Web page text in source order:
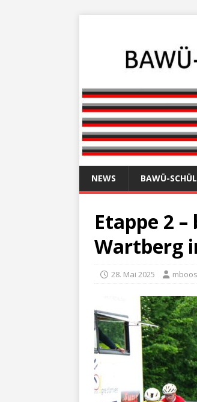
NEWS BAWÜ-
Etappe 2
Wartberg
28. Mai 2025 mboos